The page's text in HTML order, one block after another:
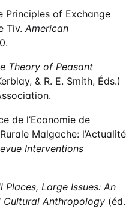
Principles of Exchange
Tiv. American
Theory of Peasant
& R. E. Smith, Éds.)
de l’Economie de
Malgache: l’Actualité
Interventions
Places, Large Issues: An
Anthropology (éd.